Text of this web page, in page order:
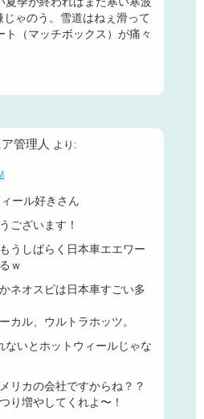
ゃのう。雪道はねぇ滑って
ト（マッチボックス）が痛々
管理人 より:
ール好きさん
ございます！
うしばらく日本車エエワー
ｗ
ネオスピは日本車すごい多
カル、ウルトラホッツ。
ないとホットウィールじゃな
リカの会社ですからね？？
り増やしてくれよ〜！